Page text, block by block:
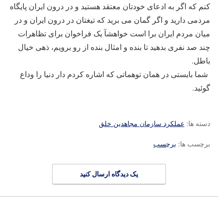
کنم که اگر به ادعای خودتان معتقد هستید و در درون ایران پایگاه
مردمی دارید و اگر گمان می برید که تیغتان در درون ایران و در
میان مردم ایران برا است خواهشآ یک فراخوان برای تظاهرات
چند صد نفری بدهید تا بنده و امثال بنده از رو برویم، ذهی خیال
باطل.
شما بایستی در همان توهماتی که اشاره کردم دار دنیا را وداع
گوئید.
دسته ها: عملکرد سازمان مجاهدین خلق
برچسب ها: برچسب
یک دیدگاه ارسال کنید